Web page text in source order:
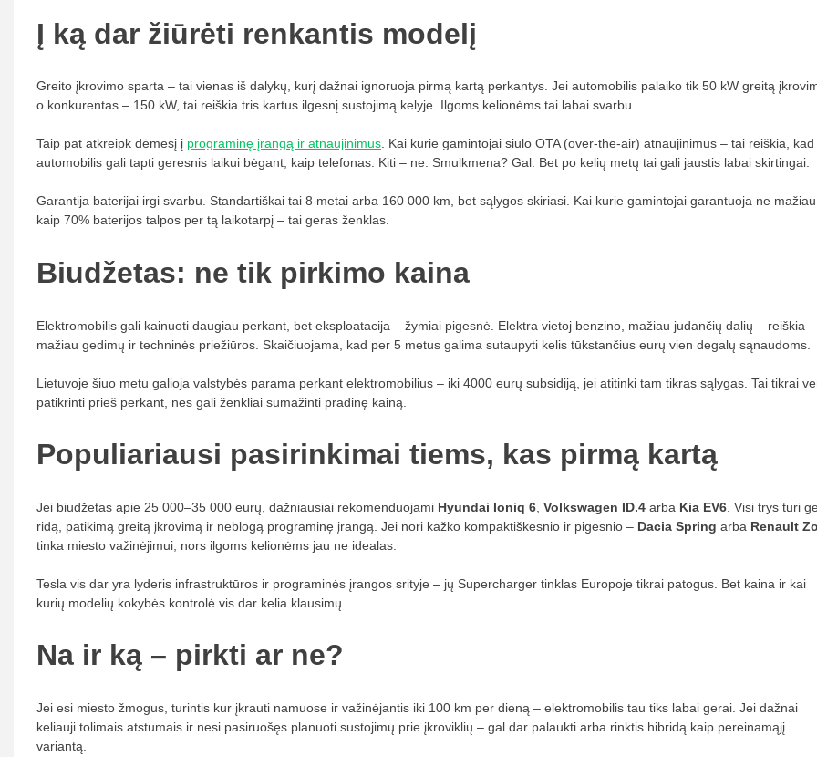
Į ką dar žiūrėti renkantis modelį
Greito įkrovimo sparta – tai vienas iš dalykų, kurį dažnai ignoruoja pirmą kartą perkantys. Jei automobilis palaiko tik 50 kW greitą
o konkurentas – 150 kW, tai reiškia tris kartus ilgesnį sustojimą kelyje. Ilgoms kelionėms tai labai svarbu.
Taip pat atkreipk dėmesį į programinę įrangą ir atnaujinimus. Kai kurie gamintojai siūlo OTA (over-the-air) atnaujinimus – tai reiškia, kad
automobilis gali tapti geresnis laikui bėgant, kaip telefonas. Kiti – ne. Smulkmena? Gal. Bet po kelių metų tai gali jaustis labai skirtingai.
Garantija baterijai irgi svarbu. Standartiškai tai 8 metai arba 160 000 km, bet sąlygos skiriasi. Kai kurie gamintojai garantuoja ne mažiau
kaip 70% baterijos talpos per tą laikotarpį – tai geras ženklas.
Biudžetas: ne tik pirkimo kaina
Elektromobilis gali kainuoti daugiau perkant, bet eksploatacija – žymiai pigesnė. Elektra vietoj benzino, mažiau judančių dalių – reiškia
mažiau gedimų ir techninės priežiūros. Skaičiuojama, kad per 5 metus galima sutaupyti kelis tūkstančius eurų vien degalų sąnaudoms.
Lietuvoje šiuo metu galioja valstybės parama perkant elektromobilius – iki 4000 eurų subsidiją, jei atitinki tam tikras sąlygas. Tai tikrai
patikrinti prieš perkant, nes gali ženkliai sumažinti pradinę kainą.
Populiariausi pasirinkimai tiems, kas pirmą kartą
Jei biudžetas apie 25 000–35 000 eurų, dažniausiai rekomenduojami Hyundai Ioniq 6 Volkswagen ID.4 arba Kia EV6 . Visi trys turi
ridą, patikimą greitą įkrovimą ir neblogą programinę įrangą. Jei nori kažko kompaktiškesnio ir pigesnio – Dacia Spring arba Renault
tinka miesto važinėjimui, nors ilgoms kelionėms jau ne idealas.
Tesla vis dar yra lyderis infrastruktūros ir programinės įrangos srityje – jų Supercharger tinklas Europoje tikrai patogus. Bet kaina ir kai
kurių modelių kokybės kontrolė vis dar kelia klausimų.
Na ir ką – pirkti ar ne?
Jei esi miesto žmogus, turintis kur įkrauti namuose ir važinėjantis iki 100 km per dieną – elektromobilis tau tiks labai gerai. Jei dažnai
keliauji tolimais atstumais ir nesi pasiruošęs planuoti sustojimų prie įkroviklių – gal dar palaukti arba rinktis hibridą kaip pereinamąjį
variantą.